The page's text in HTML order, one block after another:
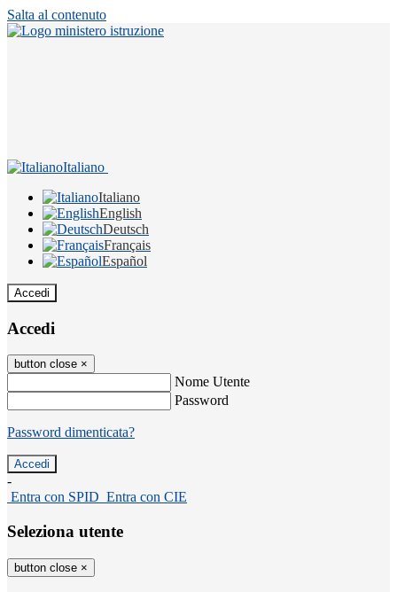
Salta al contenuto
Italiano
Italiano
English
Deutsch
Français
Español
Accedi
Accedi
button close ×
Nome Utente
Password
Password dimenticata?
-
Entra con SPID Entra con CIE
Seleziona utente
button close ×